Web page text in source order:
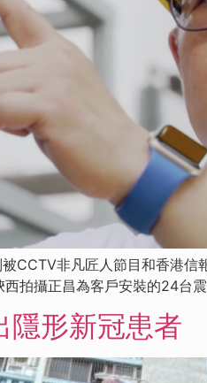
CCTV非凡匠人節目和香港
拍攝正昌為客戶安裝的24台震
隱形新冠患者